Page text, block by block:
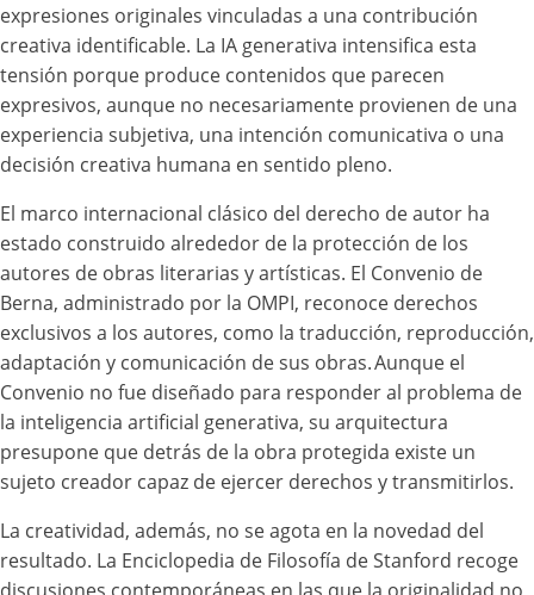
expresiones originales vinculadas a una contribución
creativa identificable. La IA generativa intensifica esta
tensión porque produce contenidos que parecen
expresivos, aunque no necesariamente provienen de una
experiencia subjetiva, una intención comunicativa o una
decisión creativa humana en sentido pleno.
El marco internacional clásico del derecho de autor ha
estado construido alrededor de la protección de los
autores de obras literarias y artísticas. El Convenio de
Berna, administrado por la OMPI, reconoce derechos
exclusivos a los autores, como la traducción, reproducción,
adaptación y comunicación de sus obras. Aunque el
Convenio no fue diseñado para responder al problema de
la inteligencia artificial generativa, su arquitectura
presupone que detrás de la obra protegida existe un
sujeto creador capaz de ejercer derechos y transmitirlos.
La creatividad, además, no se agota en la novedad del
resultado. La Enciclopedia de Filosofía de Stanford recoge